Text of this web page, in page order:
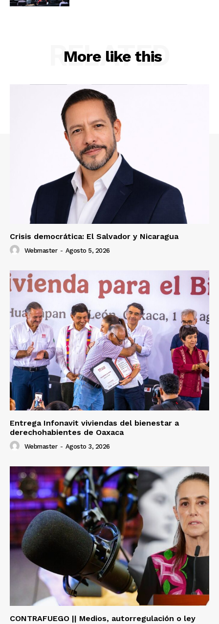
More like this
RELATED
Crisis democrática: El Salvador y Nicaragua
Webmaster - Agosto 5, 2026
Entrega Infonavit viviendas del bienestar a
derechohabientes de Oaxaca
Webmaster - Agosto 3, 2026
CONTRAFUEGO || Medios, autorregulación o ley